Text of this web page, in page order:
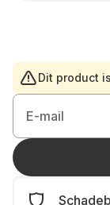
Dit product
E-mail